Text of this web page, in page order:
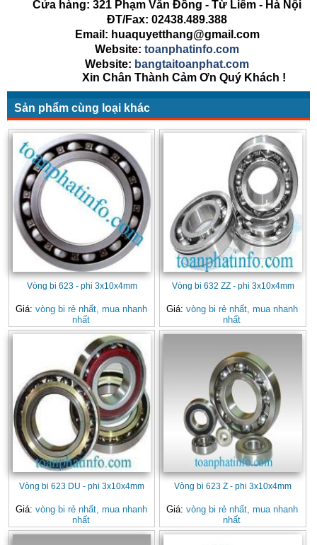
Cửa hàng: 321 Phạm Văn Đồng - Từ Liêm - Hà Nội
ĐT/Fax: 02438.489.388
Email: huaquyetthang@gmail.com
Website: toanphatinfo.com
Website: bangtaitoanphat.com
Xin Chân Thành Cảm Ơn Quý Khách !
Sản phẩm cùng loại khác
Vòng bi 623 - phi 3x10x4mm
Giá: vòng bi rẻ nhất, mua nhanh
nhất
Vòng bi 632 ZZ - phi 3x10x4mm
Giá: vòng bi rẻ nhất, mua nhanh
nhất
Vòng bi 623 DU - phi 3x10x4mm
Giá: vòng bi rẻ nhất, mua nhanh
nhất
Vòng bi 623 Z - phi 3x10x4mm
Giá: vòng bi rẻ nhất, mua nhanh
nhất